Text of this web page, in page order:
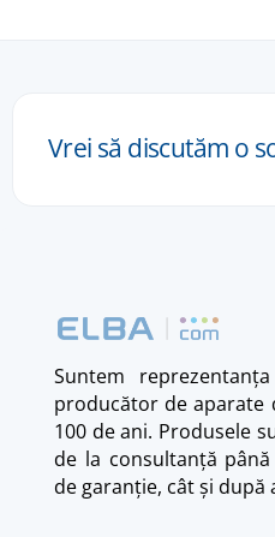
Vrei să discutăm o
Suntem
producător de aparate
100 de ani. Produsele
de la consultanță
de garanție, cât și după